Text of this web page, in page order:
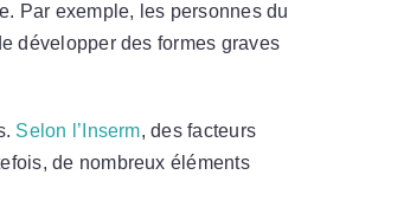
Par exemple, les personnes du
développer des formes graves
Selon l’Inserm, des facteurs
de nombreux éléments